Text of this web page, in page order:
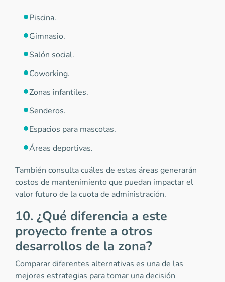
Piscina.
Gimnasio.
Salón social.
Coworking.
Zonas infantiles.
Senderos.
Espacios para mascotas.
Áreas deportivas.
También consulta cuáles de estas áreas generarán
costos de mantenimiento que puedan impactar el
valor futuro de la cuota de administración.
10. ¿Qué diferencia a este
proyecto frente a otros
desarrollos de la zona?
Comparar diferentes alternativas es una de las
mejores estrategias para tomar una decisión